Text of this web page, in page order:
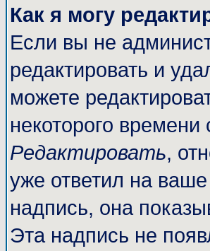
Как я могу
Если вы не
редактировать и
можете
некоторого
Редактировать,
уже ответил на
надпись, она
Эта надпись не